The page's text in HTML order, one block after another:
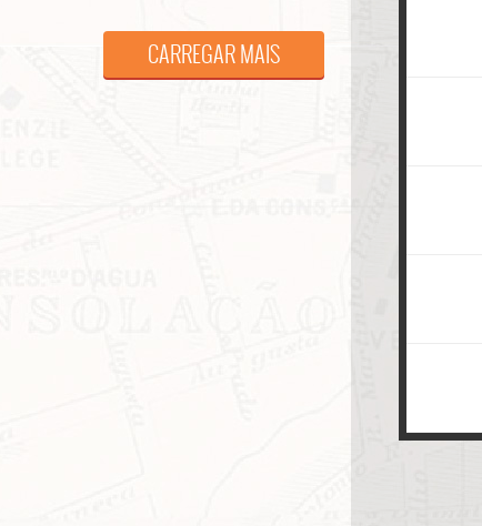
CARREGAR MAIS
abaixo para receber notícias sobre o centro de São Paulo no seu